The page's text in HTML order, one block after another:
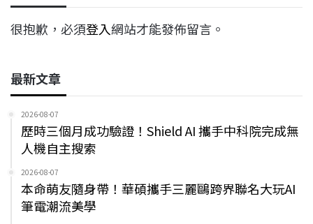
很抱歉，必須登入網站才能發佈留言。
最新文章
2026-08-07
歷時三個月成功驗證！Shield AI 攜手中科院完成無
人機自主搜索
2026-08-07
本命萌友隨身帶！華碩攜手三麗鷗跨界聯名大玩AI
筆電潮流美學